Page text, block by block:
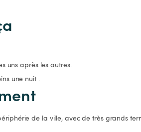
uns après les autres.
une nuit .
de la ville, avec de très grands